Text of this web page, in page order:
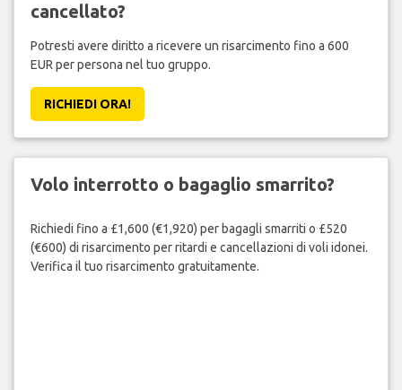
cancellato?
Potresti avere diritto a ricevere un risarcimento fino a 600
EUR per persona nel tuo gruppo.
RICHIEDI ORA!
Volo interrotto o bagaglio smarrito?
Richiedi fino a £1,600 (€1,920) per bagagli smarriti o £520
(€600) di risarcimento per ritardi e cancellazioni di voli idonei.
Verifica il tuo risarcimento gratuitamente.